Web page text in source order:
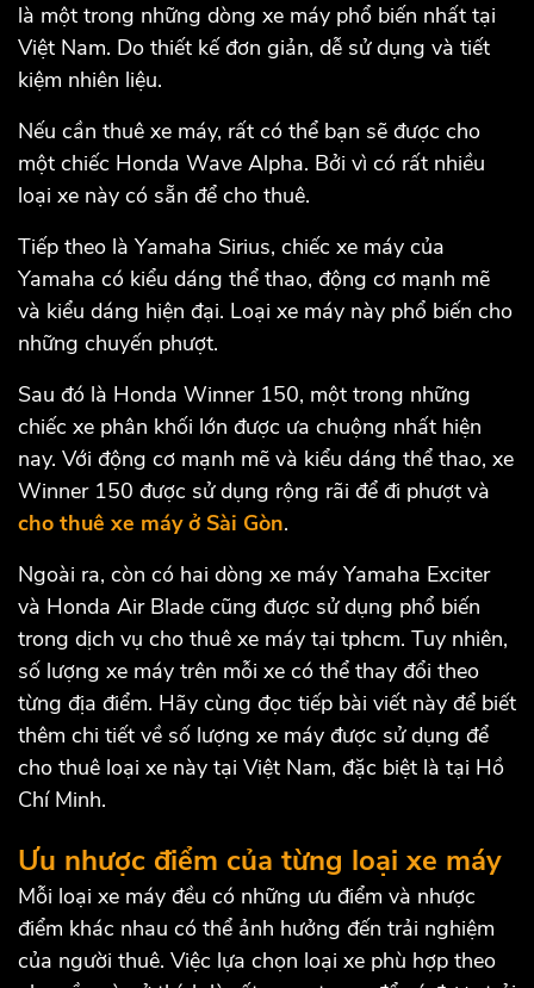
là một trong những dòng xe máy phổ biến nhất tại
Việt Nam. Do thiết kế đơn giản, dễ sử dụng và tiết
kiệm nhiên liệu.
Nếu cần thuê xe máy, rất có thể bạn sẽ được cho
một chiếc Honda Wave Alpha. Bởi vì có rất nhiều
loại xe này có sẵn để cho thuê.
Tiếp theo là Yamaha Sirius, chiếc xe máy của
Yamaha có kiểu dáng thể thao, động cơ mạnh mẽ
và kiểu dáng hiện đại. Loại xe máy này phổ biến cho
những chuyến phượt.
Sau đó là Honda Winner 150, một trong những
chiếc xe phân khối lớn được ưa chuộng nhất hiện
nay. Với động cơ mạnh mẽ và kiểu dáng thể thao, xe
Winner 150 được sử dụng rộng rãi để đi phượt và
cho thuê xe máy ở Sài Gòn.
Ngoài ra, còn có hai dòng xe máy Yamaha Exciter
và Honda Air Blade cũng được sử dụng phổ biến
trong dịch vụ cho thuê xe máy tại tphcm. Tuy nhiên,
số lượng xe máy trên mỗi xe có thể thay đổi theo
từng địa điểm. Hãy cùng đọc tiếp bài viết này để biết
thêm chi tiết về số lượng xe máy được sử dụng để
cho thuê loại xe này tại Việt Nam, đặc biệt là tại Hồ
Chí Minh.
Ưu nhược điểm của từng loại xe máy
Mỗi loại xe máy đều có những ưu điểm và nhược
điểm khác nhau có thể ảnh hưởng đến trải nghiệm
của người thuê. Việc lựa chọn loại xe phù hợp theo